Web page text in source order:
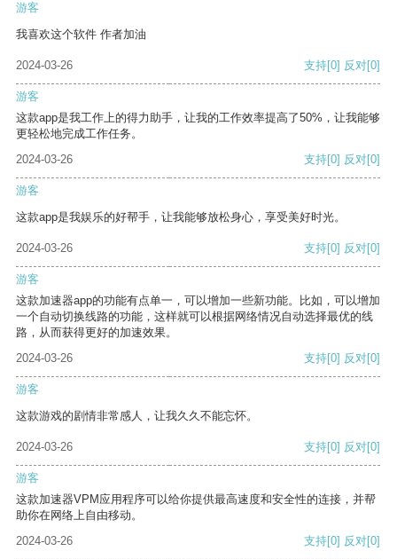
游客
我喜欢这个软件 作者加油
2024-03-26 支持[0] 反对[0]
游客
这款app是我工作上的得力助手，让我的工作效率提高了50%，让我能够
更轻松地完成工作任务。
2024-03-26
支持[0] 反对[0]
游客
这款app是我娱乐的好帮手，让我能够放松身心，享受美好时光。
2024-03-26 支持[0] 反对[0]
游客
这款加速器app的功能有点单一，可以增加一些新功能。比如，可以增加
一个自动切换线路的功能，这样就可以根据网络情况自动选择最优的线
路，从而获得更好的加速效果。
2024-03-26
支持[0] 反对[0]
游客
这款游戏的剧情非常感人，让我久久不能忘怀。
2024-03-26 支持[0] 反对[0]
游客
这款加速器VPM应用程序可以给你提供最高速度和安全性的连接，并帮
助你在网络上自由移动。
2024-03-26
支持[0] 反对[0]